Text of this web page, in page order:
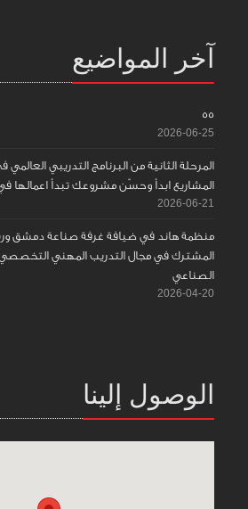
آخر المواضيع
55
2026-06-25
المرحلة الثانية من البرنامج التدريبي العالمي
المشاريع ابدأ وحسّن مشروعك تبدأ اعمالها
2026-06-21
منظمة هاند في ضيافة غرفة صناعة دمشق
المشترك في مجال التدريب المهني
الصناعي
2026-04-20
الوصول إلينا